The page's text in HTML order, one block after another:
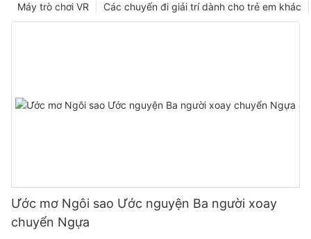
Các chuyến đi giải trí dành cho trẻ em khác
Máy trò chơi VR
Ước mơ Ngôi sao Ước nguyện Ba người xoay
chuyển Ngựa